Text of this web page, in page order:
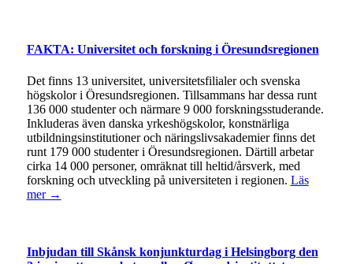
FAKTA: Universitet och forskning i Öresundsregionen
Det finns 13 universitet, universitetsfilialer och svenska
högskolor i Öresundsregionen. Tillsammans har dessa runt
136 000 studenter och närmare 9 000 forskningsstuderande.
Inkluderas även danska yrkeshögskolor, konstnärliga
utbildningsinstitutioner och näringslivsakademier finns det
runt 179 000 studenter i Öresundsregionen. Därtill arbetar
cirka 14 000 personer, omräknat till heltid/årsverk, med
forskning och utveckling på universiteten i regionen. Läs
mer →
Inbjudan till Skånsk konjunkturdag i Helsingborg den